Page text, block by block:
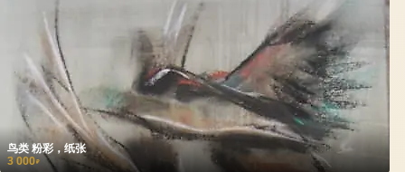
鸟类 粉彩，纸张
3 000₽